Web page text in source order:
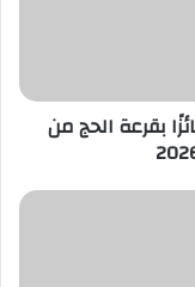
العالي يعلن أسماء 50 فائزًا بقرعة الحج من